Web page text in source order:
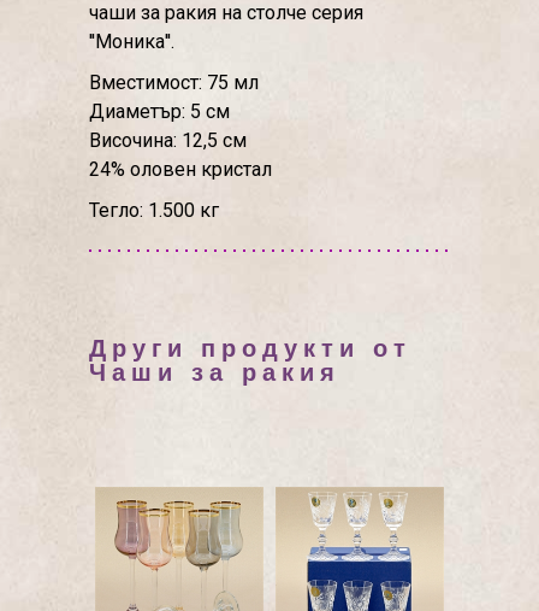
чаши за ракия на столче серия
''Моника''.
Вместимост: 75 мл
Диаметър: 5 см
Височина: 12,5 см
24% оловен кристал
Тегло: 1.500 кг
Други продукти от
Чаши за ракия